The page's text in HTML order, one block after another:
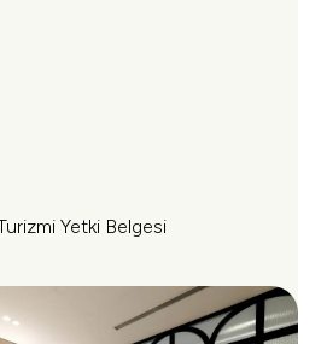
Yetki Belgesi